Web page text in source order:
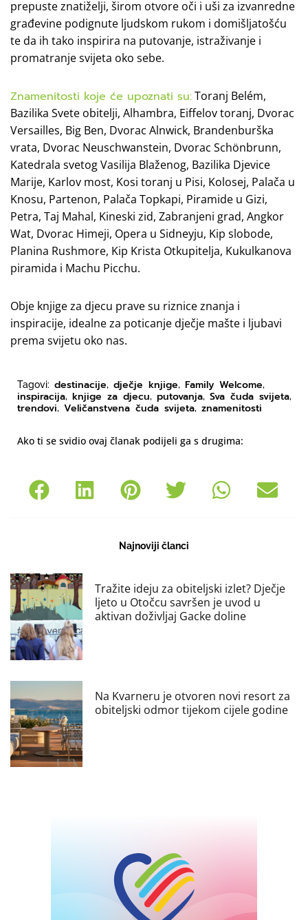
prepuste znatiželji, širom otvore oči i uši za izvanredne
građevine podignute ljudskom rukom i domišljatošću
te da ih tako inspirira na putovanje, istraživanje i
promatranje svijeta oko sebe.
Znamenitosti koje će upoznati su:Toranj Belém,
Bazilika Svete obitelji, Alhambra, Eiffelov toranj, Dvorac
Versailles, Big Ben, Dvorac Alnwick, Brandenburška
vrata, Dvorac Neuschwanstein, Dvorac Schönbrunn,
Katedrala svetog Vasilija Blaženog, Bazilika Djevice
Marije, Karlov most, Kosi toranj u Pisi, Kolosej, Palača u
Knosu, Partenon, Palača Topkapi, Piramide u Gizi,
Petra, Taj Mahal, Kineski zid, Zabranjeni grad, Angkor
Wat, Dvorac Himeji, Opera u Sidneyju, Kip slobode,
Planina Rushmore, Kip Krista Otkupitelja, Kukulkanova
piramida i Machu Picchu.
Obje knjige za djecu prave su riznice znanja i
inspiracije, idealne za poticanje dječje mašte i ljubavi
prema svijetu oko nas.
Tagovi: destinacije, dječje knjige, Family Welcome,
inspiracija, knjige za djecu, putovanja, Sva čuda svijeta,
trendovi, Veličanstvena čuda svijeta, znamenitosti
Ako ti se svidio ovaj članak podijeli ga s drugima:
Najnoviji članci
Tražite ideju za obiteljski izlet? Dječje
ljeto u Otočcu savršen je uvod u
aktivan doživljaj Gacke doline
Na Kvarneru je otvoren novi resort za
obiteljski odmor tijekom cijele godine